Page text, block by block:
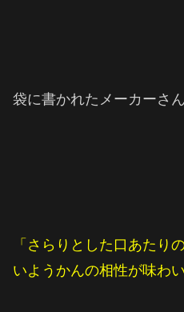
袋に書かれたメーカーさ
「さらりとした口あたり
いようかんの相性が味わ